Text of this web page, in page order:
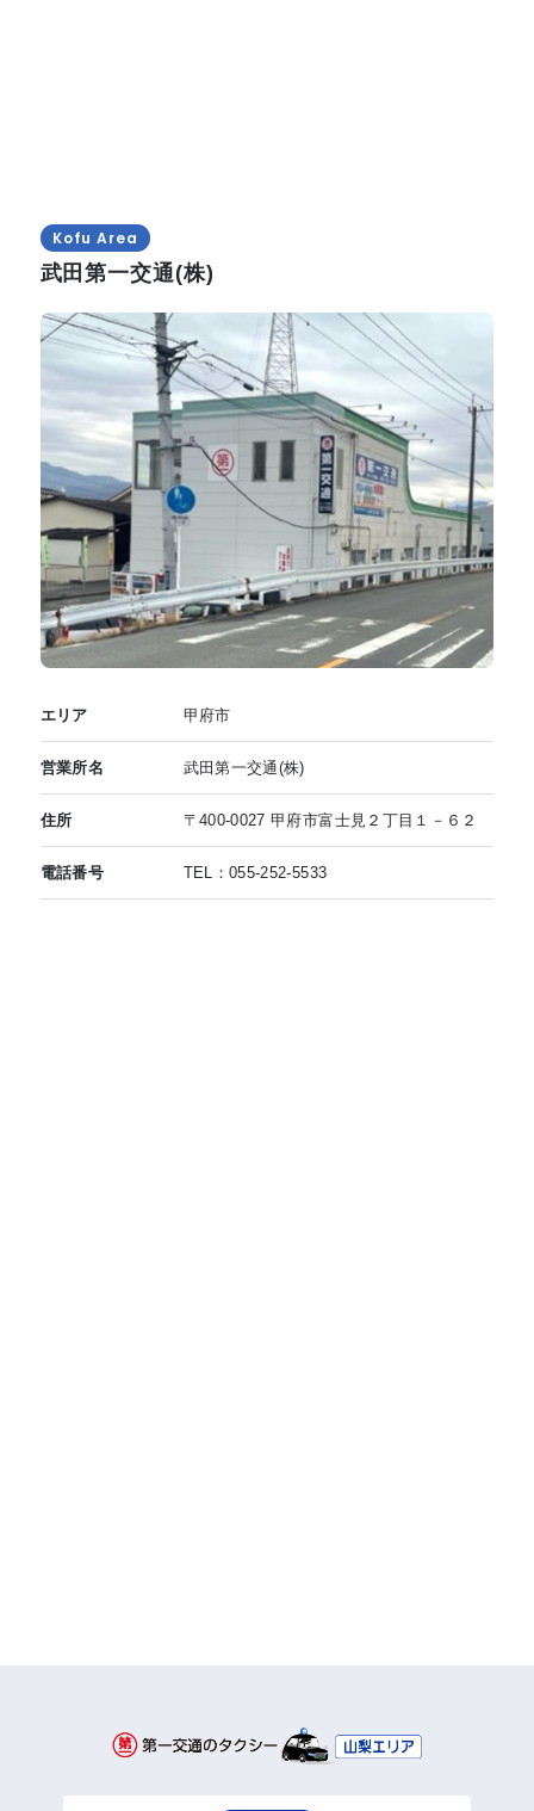
Kofu Area
武田第一交通(株)
エリア 甲府市
営業所名 武田第一交通(株)
住所 〒400-0027 甲府市富士見２丁目１－６２
電話番号 TEL：055-252-5533